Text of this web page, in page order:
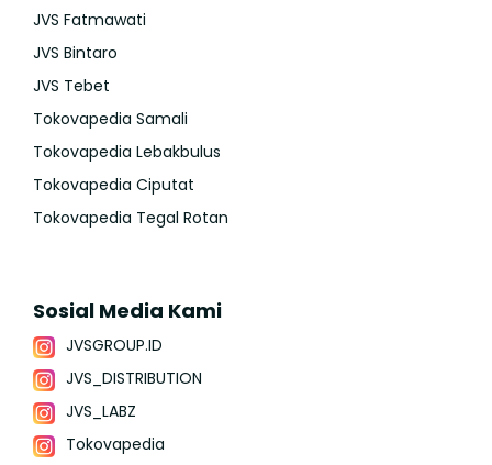
JVS Fatmawati
JVS Bintaro
JVS Tebet
Tokovapedia Samali
Tokovapedia Lebakbulus
Tokovapedia Ciputat
Tokovapedia Tegal Rotan
Sosial Media Kami
JVSGROUP.ID
JVS_DISTRIBUTION
JVS_LABZ
Tokovapedia